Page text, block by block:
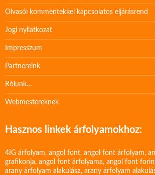
Olvasói kommentekkel kapcsolatos eljárásrend
Jogi nyilatkozat
Impresszum
Partnereink
Rólunk…
Webmestereknek
Hasznos linkek árfolyamokhoz:
4IG árfolyam, angol font, angol font árfolyam,
grafikonja, angol font árfolyama, angol font
arany árfolyam alakulása, arany árfolyam